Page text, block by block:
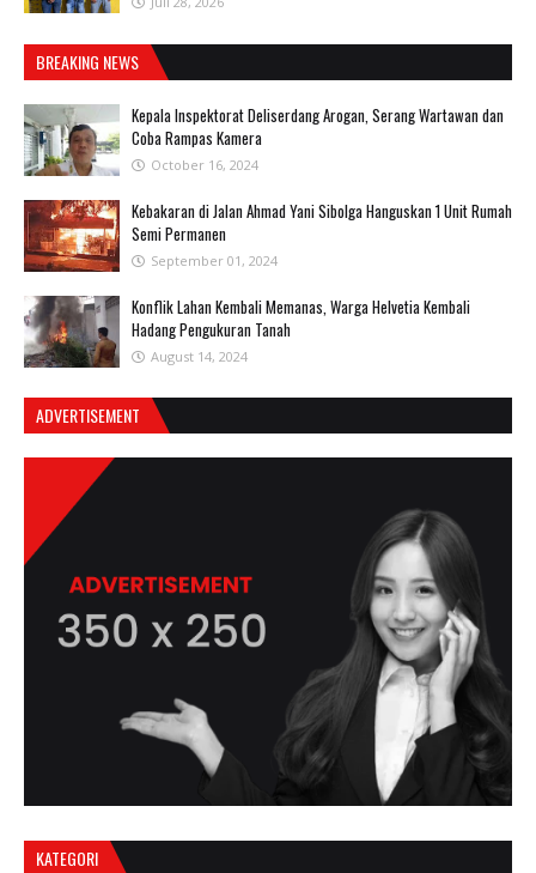
BREAKING NEWS
Kepala Inspektorat Deliserdang Arogan, Serang Wartawan dan
Coba Rampas Kamera
October 16, 2024
Kebakaran di Jalan Ahmad Yani Sibolga Hanguskan 1 Unit Rumah
Semi Permanen
September 01, 2024
Konflik Lahan Kembali Memanas, Warga Helvetia Kembali
Hadang Pengukuran Tanah
August 14, 2024
ADVERTISEMENT
KATEGORI